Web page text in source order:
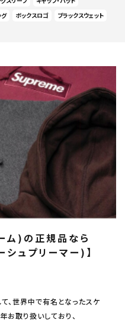
ボックスロゴ ブラックスウェット
)の正規品なら
ュプリーマー)】
、世界中で有名となったスケ
取り扱いしており、